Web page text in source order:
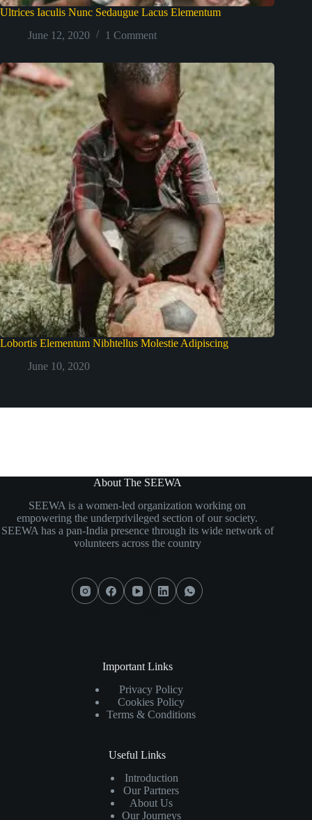
Ultrices Iaculis Nunc Sedaugue Lacus Elementum
June 12, 2020
1 Comment
Lobortis Elementum Nibhtellus Molestie Adipiscing
June 10, 2020
About The SEEWA
SEEWA is a women-led organization working on
empowering the underprivileged section of our society.
SEEWA has a pan-India presence through its wide network of
volunteersacross the country
Important Links
Privacy Policy
Cookies Policy
Terms & Conditions
Useful Links
Introduction
Our Partners
About Us
Our Journeys